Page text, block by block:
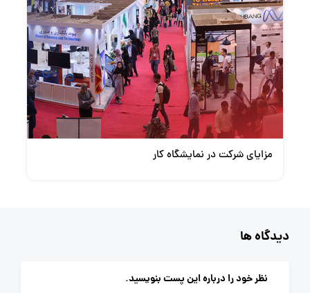
مزایای شرکت در نمایشگاه کار
دیدگاه ها
نظر خود را درباره این پست بنویسید.